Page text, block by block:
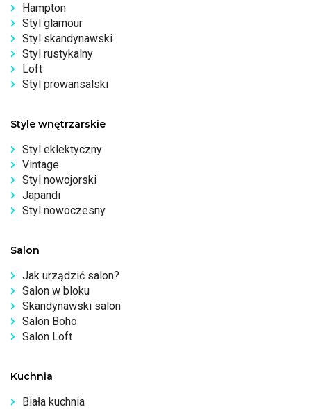
Hampton
Styl glamour
Styl skandynawski
Styl rustykalny
Loft
Styl prowansalski
Style wnętrzarskie
Styl eklektyczny
Vintage
Styl nowojorski
Japandi
Styl nowoczesny
Salon
Jak urządzić salon?
Salon w bloku
Skandynawski salon
Salon Boho
Salon Loft
Kuchnia
Biała kuchnia